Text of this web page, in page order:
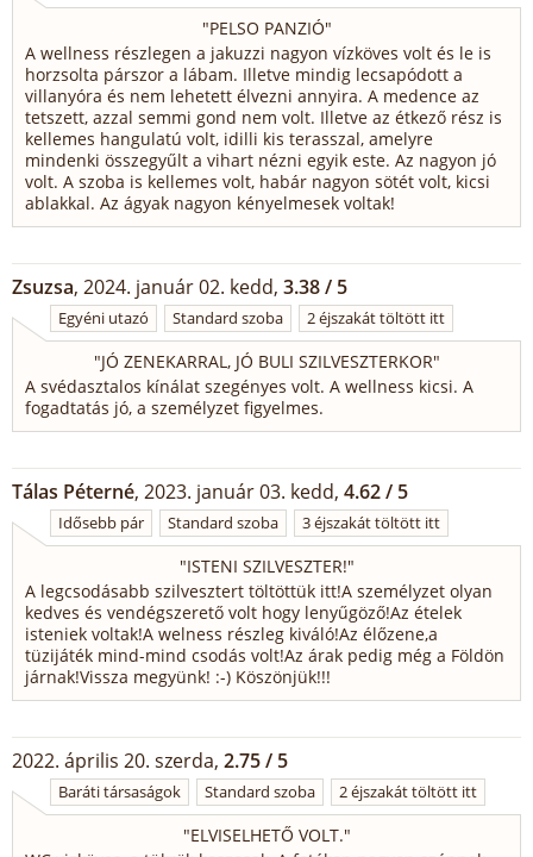
"PELSO PANZIÓ"
A wellness részlegen a jakuzzi nagyon vízköves volt és le is
horzsolta párszor a lábam. Illetve mindig lecsapódott a
villanyóra és nem lehetett élvezni annyira. A medence az
tetszett, azzal semmi gond nem volt. Illetve az étkező rész is
kellemes hangulatú volt, idilli kis terasszal, amelyre
mindenki összegyűlt a vihart nézni egyik este. Az nagyon jó
volt. A szoba is kellemes volt, habár nagyon sötét volt, kicsi
ablakkal. Az ágyak nagyon kényelmesek voltak!
Zsuzsa, 2024. január 02. kedd, 3.38 / 5
Egyéni utazó Standard szoba 2 éjszakát töltött itt
"JÓ ZENEKARRAL, JÓ BULI SZILVESZTERKOR"
A svédasztalos kínálat szegényes volt. A wellness kicsi. A
fogadtatás jó, a személyzet figyelmes.
Tálas Péterné, 2023. január 03. kedd, 4.62 / 5
Idősebb pár Standard szoba 3 éjszakát töltött itt
"ISTENI SZILVESZTER!"
A legcsodásabb szilvesztert töltöttük itt!A személyzet olyan
kedves és vendégszerető volt hogy lenyűgöző!Az ételek
isteniek voltak!A welness részleg kiváló!Az élőzene,a
tüzijáték mind-mind csodás volt!Az árak pedig még a Földön
járnak!Vissza megyünk! :-) Köszönjük!!!
2022. április 20. szerda, 2.75 / 5
Baráti társaságok Standard szoba 2 éjszakát töltött itt
"ELVISELHETŐ VOLT."